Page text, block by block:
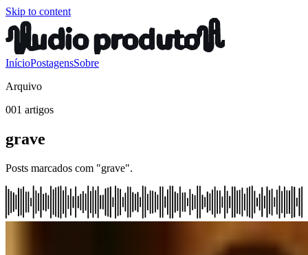
Skip to content
InícioPostagensSobre
Arquivo
001 artigos
grave
Posts marcados com "grave".